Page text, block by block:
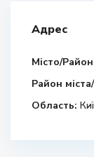
Адрес
Місто/
Район
Область: